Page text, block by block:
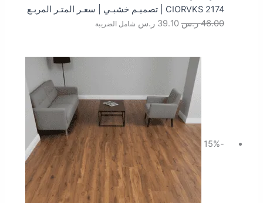
CIORVKS 2174 | تصميـم خشبـي | سعـر المتـر المربـع
46.00 ر.س 39.10 ر.س شامل الضريبة
-15%
46.00 ر.س.